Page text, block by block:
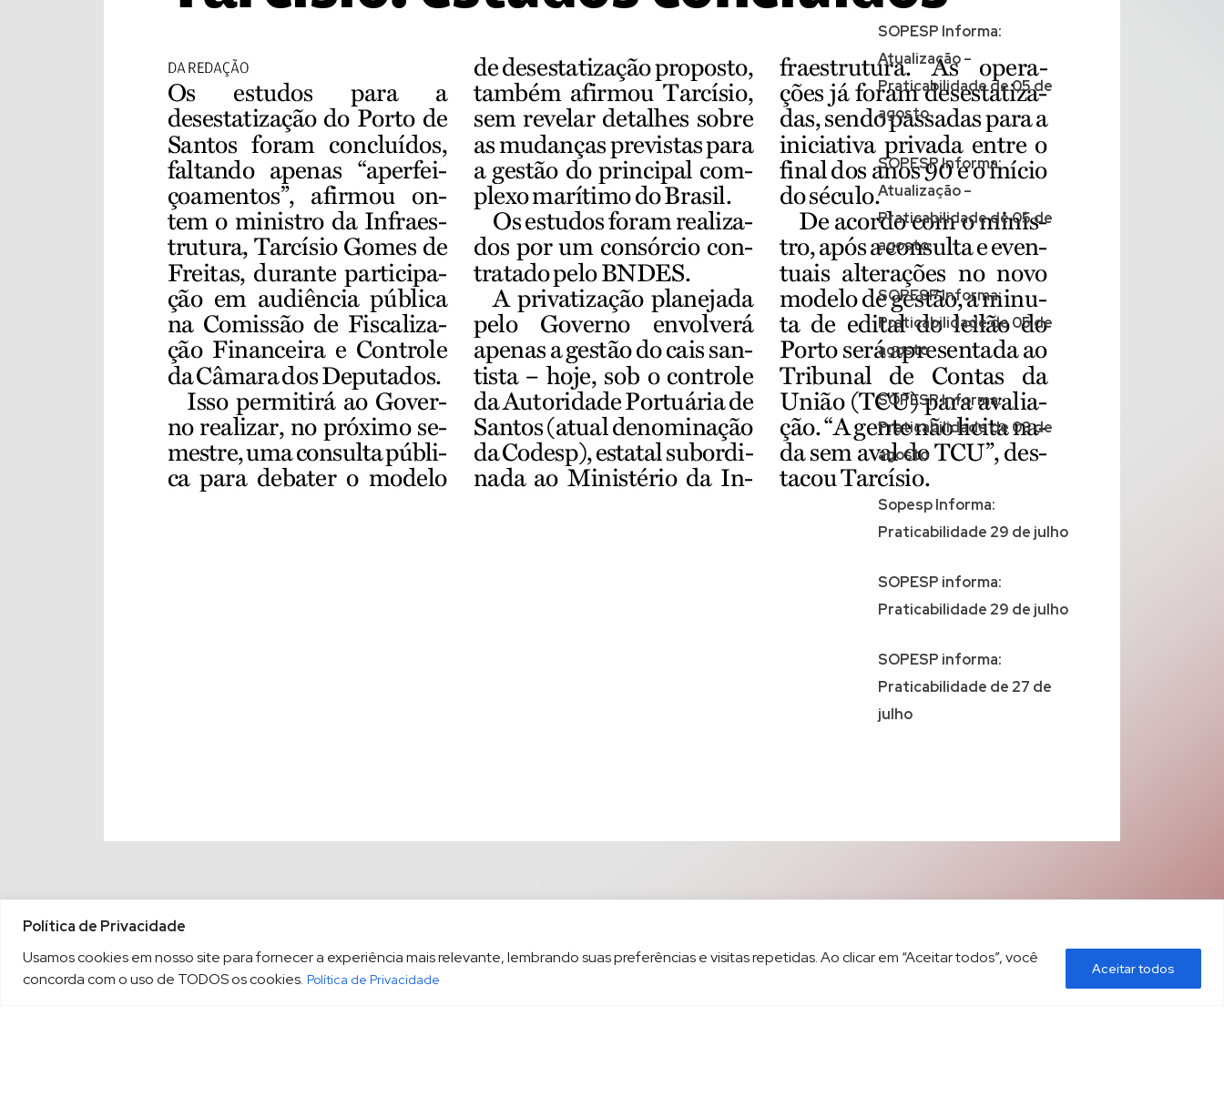
Política de Privacidade
Usamos cookies em nosso site para fornecer a experiência mais relevante, lembrando suas preferências e visitas repetidas. Ao clicar em “Aceitar todos”, você
concorda com o uso de TODOS os cookies. Política de Privacidade
Aceitar todos
SOPESP Informa:
Atualização –
Praticabilidade de 05 de
agosto
SOPESP Informa:
Atualização –
Praticabilidade de 05 de
agosto
SOPESP Informa:
Praticabilidade de 05 de
agosto
SOPESP Informa:
Praticabilidade de 03 de
agosto
Sopesp Informa:
Praticabilidade 29 de julho
SOPESP informa:
Praticabilidade 29 de julho
SOPESP informa:
Praticabilidade de 27 de
julho